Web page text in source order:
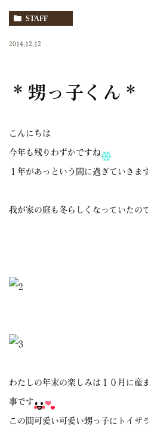
STAFF
2014.12.12
＊甥っ子くん＊
こんにちは
今年も残りわずかですね
１年があっという間に過ぎていきま
我が家の庭も冬らしくなっていたの
わたしの年末の楽しみは１０月に産
事です
この間可愛い可愛い甥っ子にトイザ